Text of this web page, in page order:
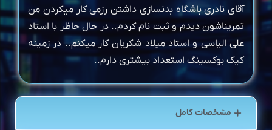
آقای نادری باشگاه بدنسازی داشتن رزمی کار میکردن من
تمریناشون دیدم و ثبت نام کردم.. در حال حاظر با استاد
علی الیاسی و استاد میلاد شکریان کار میکنم.. در زمینه
کیک بوکسینگ استعداد بیشتری دارم..
مشخصات کامل